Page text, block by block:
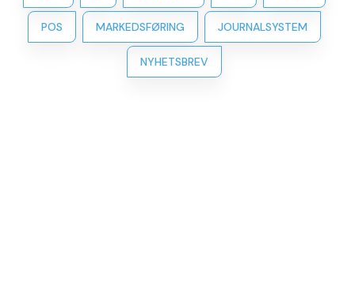
POS MARKEDSFØRING JOURNALSYSTEM
NYHETSBREV